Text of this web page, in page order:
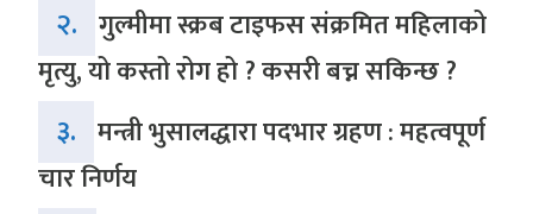
२. गुल्मीमा स्क्रब टाइफस संक्रमित महिलाको
मृत्यु, यो कस्तो रोग हो ? कसरी बच्न सकिन्छ ?
३. मन्त्री भुसालद्धारा पदभार ग्रहण : महत्वपूर्ण
चार निर्णय